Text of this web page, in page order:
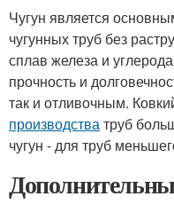
Чугун является
чугунных труб без
сплав железа и
прочность и
так и отливочным.
производстватруб
чугун - для труб